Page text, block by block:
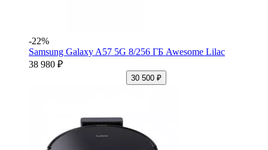
-22%
Samsung Galaxy A57 5G 8/256 ГБ Awesome Lilac
38 980 ₽
30 500 ₽